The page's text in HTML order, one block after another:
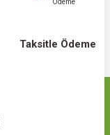
Taksitle Ödeme